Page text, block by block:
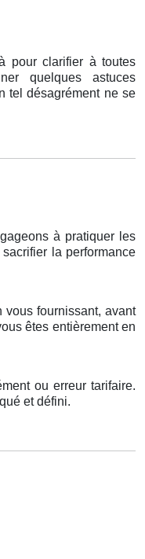
pour clarifier à toutes
quelques astuces
tel désagrément ne se
à pratiquer les
la performance
vous fournissant, avant
êtes entièrement en
ou erreur tarifaire.
et défini.